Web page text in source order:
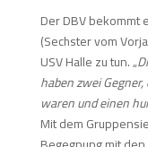
Der DBV bekommt
(Sechster vom
USV Halle zu tun. „
haben zwei
waren und einen
Mit dem